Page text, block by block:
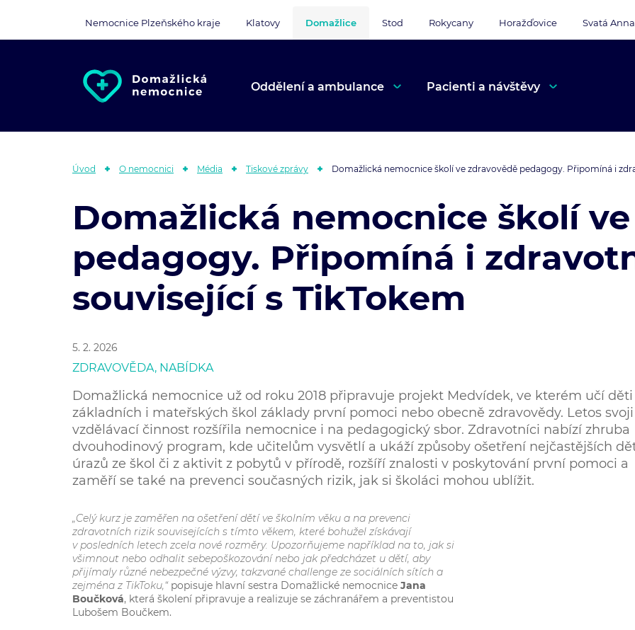
Nemocnice Plzeňského kraje Klatovy Domažlice Stod Rokycany Horažďovice Svatá Anna
Oddělení a ambulance Pacienti a návštěvy
Úvod O nemocnici Média Tiskové zprávy Domažlická nemocnice školí ve zdravovědě pedagogy. Připomíná i
Domažlická nemocnice školí
pedagogy. Připomíná i
související s TikTokem
5. 2. 2026
ZDRAVOVĚDA, NABÍDKA
Domažlická nemocnice už od roku 2018 připravuje projekt Medvídek, ve kterém učí děti
základních i mateřských škol základy první pomoci nebo obecně zdravovědy. Letos svoji
vzdělávací činnost rozšířila nemocnice i na pedagogický sbor. Zdravotníci nabízí zhruba
dvouhodinový program, kde učitelům vysvětlí a ukáží způsoby ošetření nejčastějších
úrazů ze škol či z aktivit z pobytů v přírodě, rozšíří znalosti v poskytování první pomoci a
zaměří se také na prevenci současných rizik, jak si školáci mohou ublížit.
„Celý kurz je zaměřen na ošetření dětí ve školním věku a na prevenci
zdravotních rizik souvisejících s tímto věkem, které bohužel získávají
v posledních letech zcela nové rozměry. Upozorňujeme například na to, jak si
všimnout nebo odhalit sebepoškozování nebo jak předcházet u dětí, aby
přijímaly různé nebezpečné výzvy, takzvané challenge ze sociálních sítích a
zejména z TikToku,“popisuje hlavní sestra Domažlické nemocnice Jana
Boučková, která školení připravuje a realizuje se záchranářem a preventistou
Lubošem Boučkem.